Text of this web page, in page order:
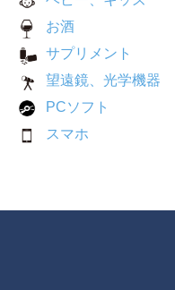
お酒
サプリメント
望遠鏡、光学機器
PCソフト
スマホ